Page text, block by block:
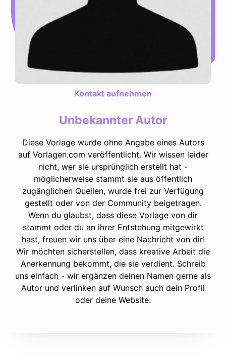
Kontakt aufnehmen
Unbekannter Autor
Diese Vorlage wurde ohne Angabe eines Autors
auf Vorlagen.com veröffentlicht. Wir wissen leider
nicht, wer sie ursprünglich erstellt hat -
möglicherweise stammt sie aus öffentlich
zugänglichen Quellen, wurde frei zur Verfügung
gestellt oder von der Community beigetragen.
Wenn du glaubst, dass diese Vorlage von dir
stammt oder du an ihrer Entstehung mitgewirkt
hast, freuen wir uns über eine Nachricht von dir!
Wir möchten sicherstellen, dass kreative Arbeit die
Anerkennung bekommt, die sie verdient. Schreib
uns einfach - wir ergänzen deinen Namen gerne als
Autor und verlinken auf Wunsch auch dein Profil
oder deine Website.